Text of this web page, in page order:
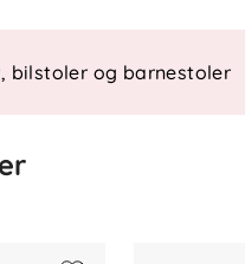
skum som føles som hud
bilstoler og barnestoler